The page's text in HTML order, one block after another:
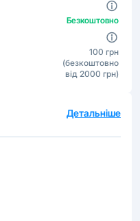
Безкоштовно
100 грн
(безкоштовно
від 2000 грн)
Детальніше